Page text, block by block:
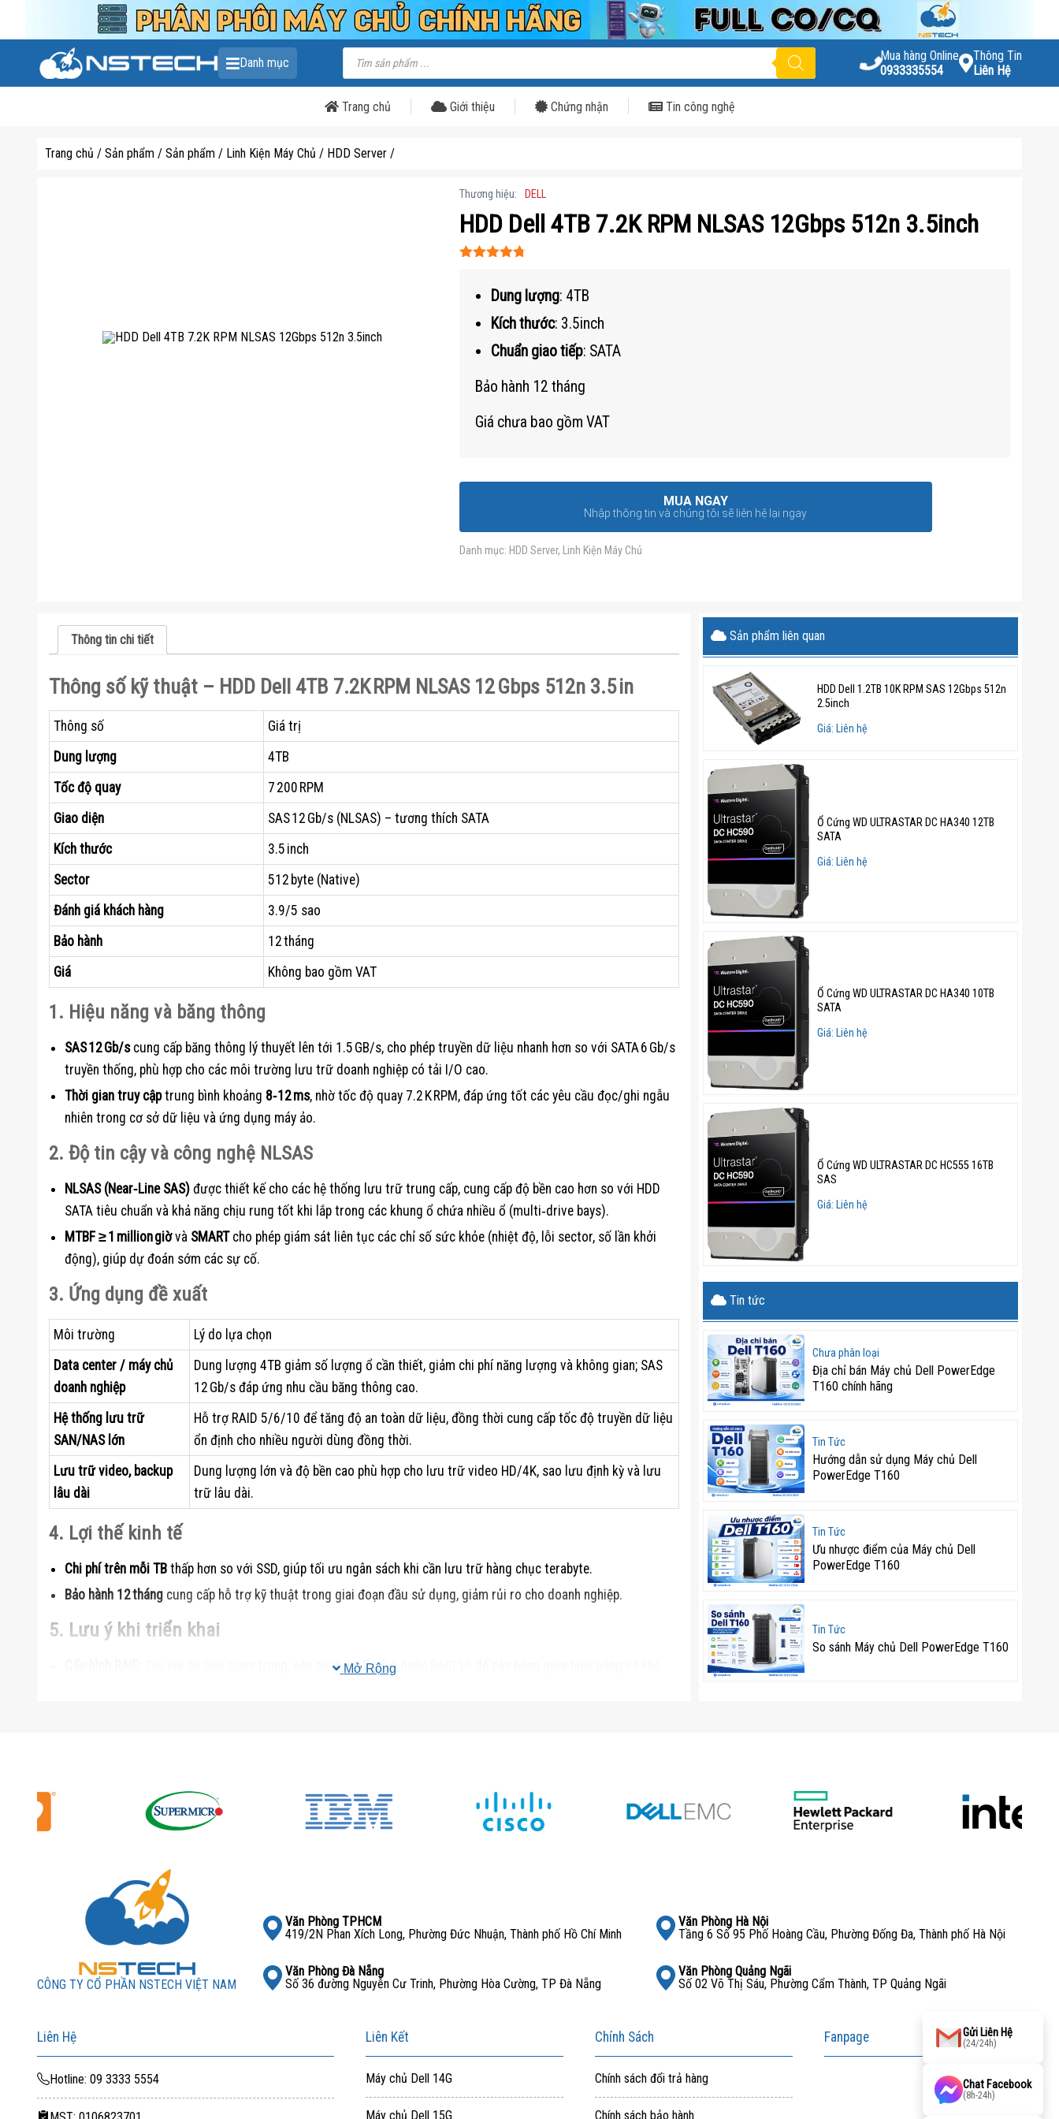
Danh mục
Tìm
kiếm
sản
phẩm
Mua hàng Online
0933335554
Thông Tin
Liên Hệ
Trang chủ Giới thiệu Chứng nhận Tin công nghệ
Trang chủ / Sản phẩm / Sản phẩm / Linh Kiện Máy Chủ / HDD Server /
Thương hiệu: DELL
HDD Dell 4TB 7.2K RPM NLSAS 12Gbps 512n 3.5inch
sao
Dung lượng: 4TB
Kích thước: 3.5inch
Chuẩn giao tiếp: SATA
Bảo hành 12 tháng
Giá chưa bao gồm VAT
MUA NGAY
Nhập thông tin và chúng tôi sẽ liên hệ lại ngay
Danh mục: HDD Server, Linh Kiện Máy Chủ
Thông tin chi tiết
Thông số kỹ thuật – HDD Dell 4TB 7.2K RPM NLSAS 12 Gbps 512n 3.5 in
Thông số
Giá trị
Dung lượng
4TB
Tốc độ quay
7 200 RPM
Giao diện
SAS 12 Gb/s (NLSAS) – tương thích SATA
Kích thước
3.5 inch
Sector
512 byte (Native)
Đánh giá khách hàng
3.9/5 sao
Bảo hành
12 tháng
Giá
Không bao gồm VAT
1. Hiệu năng và băng thông
SAS 12 Gb/scung cấp băng thông lý thuyết lên tới 1.5 GB/s, cho phép truyền dữ liệu nhanh hơn so với SATA 6 Gb/s
truyền thống, phù hợp cho các môi trường lưu trữ doanh nghiệp có tải I/O cao.
Thời gian truy cậptrung bình khoảng 8‑12 ms, nhờ tốc độ quay 7.2 K RPM, đáp ứng tốt các yêu cầu đọc/ghi ngẫu
nhiên trong cơ sở dữ liệu và ứng dụng máy ảo.
2. Độ tin cậy và công nghệ NLSAS
NLSAS (Near‑Line SAS) được thiết kế cho các hệ thống lưu trữ trung cấp, cung cấp độ bền cao hơn so với HDD
SATA tiêu chuẩn và khả năng chịu rung tốt khi lắp trong các khung ổ chứa nhiều ổ (multi‑drive bays).
MTBF ≥ 1 million giờvà SMARTcho phép giám sát liên tục các chỉ số sức khỏe (nhiệt độ, lỗi sector, số lần khởi
động), giúp dự đoán sớm các sự cố.
3. Ứng dụng đề xuất
Môi trường
Lý do lựa chọn
Data center / máy chủ
doanh nghiệp
Dung lượng 4TB giảm số lượng ổ cần thiết, giảm chi phí năng lượng và không gian; SAS
12 Gb/s đáp ứng nhu cầu băng thông cao.
Hệ thống lưu trữ
SAN/NAS lớn
Hỗ trợ RAID 5/6/10 để tăng độ an toàn dữ liệu, đồng thời cung cấp tốc độ truyền dữ liệu
ổn định cho nhiều người dùng đồng thời.
Lưu trữ video, backup
lâu dài
Dung lượng lớn và độ bền cao phù hợp cho lưu trữ video HD/4K, sao lưu định kỳ và lưu
trữ lâu dài.
4. Lợi thế kinh tế
Chi phí trên mỗi TB thấp hơn so với SSD, giúp tối ưu ngân sách khi cần lưu trữ hàng chục terabyte.
Bảo hành 12 tháng cung cấp hỗ trợ kỹ thuật trong giai đoạn đầu sử dụng, giảm rủi ro cho doanh nghiệp.
5. Lưu ý khi triển khai
: Đối với dữ liệu quan trọng, nên sử dụng RAID 6 hoặc RAID 10 để cân bằng giữa hiệu năng và khả
cầu dung lượng lớn, độ tin cậy cao và băng thông nhanh. Với đánh giá 3.9/5 sao, bảo hành 12 tháng và giá chưa bao
gồm VAT, nó phù hợp cho data center, SAN/NAS quy mô lớn và các dự án lưu trữ video hoặc backup lâu dài.
Mở Rộng
Sản phẩm liên quan
HDD Dell 1.2TB 10K RPM SAS 12Gbps 512n
2.5inch
Giá: Liên hệ
Ổ Cứng WD ULTRASTAR DC HA340 12TB
SATA
Giá: Liên hệ
Ổ Cứng WD ULTRASTAR DC HA340 10TB
SATA
Giá: Liên hệ
Ổ Cứng WD ULTRASTAR DC HC555 16TB
SAS
Giá: Liên hệ
Tin tức
Chưa phân loại
Địa chỉ bán Máy chủ Dell PowerEdge
T160 chính hãng
Tin Tức
Hướng dẫn sử dụng Máy chủ Dell
PowerEdge T160
Tin Tức
Ưu nhược điểm của Máy chủ Dell
PowerEdge T160
Tin Tức
So sánh Máy chủ Dell PowerEdge T160
CÔNG TY CỔ PHẦN NSTECH VIỆT NAM
Văn Phòng TPHCM
419/2N Phan Xích Long, Phường Đức Nhuận, Thành phố Hồ Chí Minh
Văn Phòng Hà Nội
Tầng 6 Số 95 Phố Hoàng Cầu, Phường Đống Đa, Thành phố Hà Nội
Văn Phòng Đà Nẵng
Số 36 đường Nguyễn Cư Trinh, Phường Hòa Cường, TP Đà Nẵng
Văn Phòng Quảng Ngãi
Số 02 Võ Thị Sáu, Phường Cẩm Thành, TP Quảng Ngãi
Liên Hệ
Hotline: 09 3333 5554
Liên Kết
Máy chủ Dell 14G
Máy chủ Dell 15G
Chính Sách
Chính sách đổi trả hàng
Chính sách bảo hành
Fanpage Gửi Liên Hệ
(24/24h)
Chat Facebook
(8h-24h)